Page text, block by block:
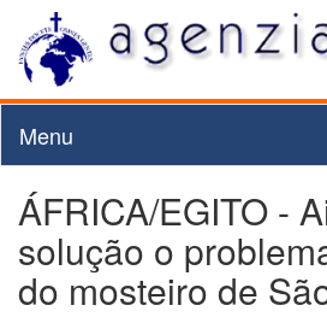
Menu
ÁFRICA/EGITO -
solução o
do mosteiro de